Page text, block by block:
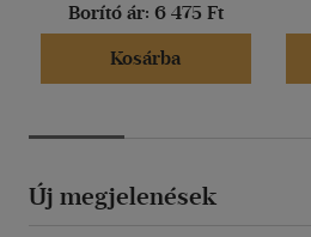
Borító ár: 6 475 Ft
Kosárba
Új megjelenések